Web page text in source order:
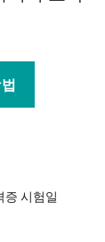
증 시험일